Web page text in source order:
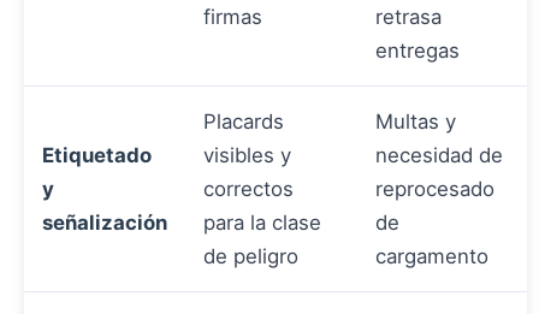
firmas
retrasa
entregas
Etiquetado
y
señalización
Placards
visibles y
correctos
para la clase
de peligro
Multas y
necesidad de
reprocesado
de
cargamento